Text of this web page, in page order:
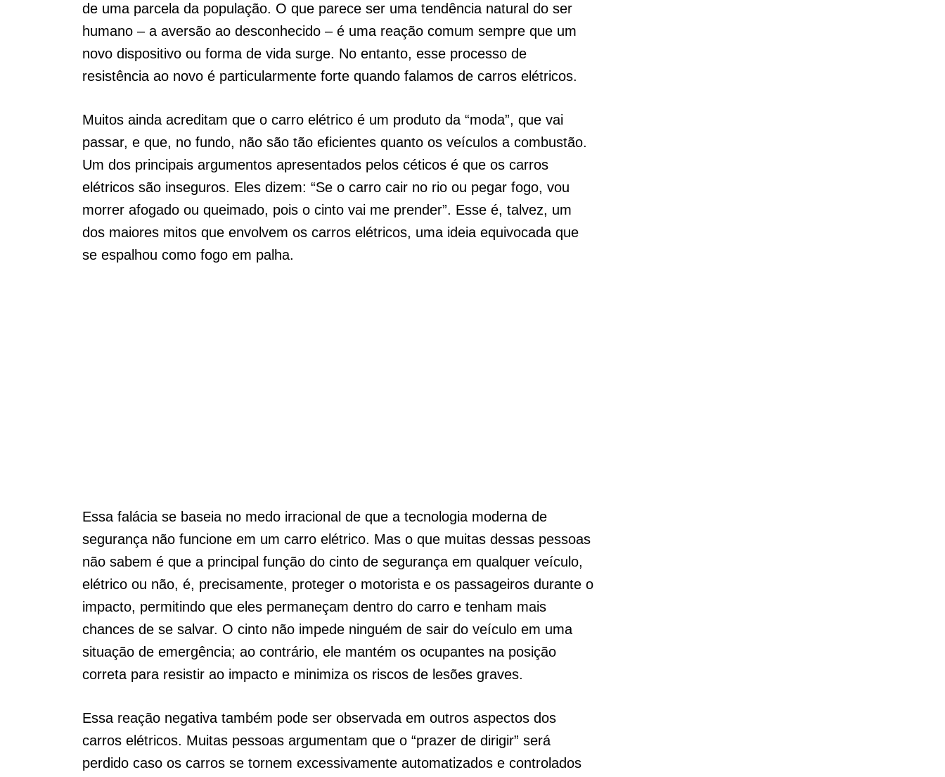
de uma parcela da população. O que parece ser uma tendência natural do ser
humano – a aversão ao desconhecido – é uma reação comum sempre que um
novo dispositivo ou forma de vida surge. No entanto, esse processo de
resistência ao novo é particularmente forte quando falamos de carros elétricos.
Muitos ainda acreditam que o carro elétrico é um produto da “moda”, que vai
passar, e que, no fundo, não são tão eficientes quanto os veículos a combustão.
Um dos principais argumentos apresentados pelos céticos é que os carros
elétricos são inseguros. Eles dizem: “Se o carro cair no rio ou pegar fogo, vou
morrer afogado ou queimado, pois o cinto vai me prender”. Esse é, talvez, um
dos maiores mitos que envolvem os carros elétricos, uma ideia equivocada que
se espalhou como fogo em palha.
Essa falácia se baseia no medo irracional de que a tecnologia moderna de
segurança não funcione em um carro elétrico. Mas o que muitas dessas pessoas
não sabem é que a principal função do cinto de segurança em qualquer veículo,
elétrico ou não, é, precisamente, proteger o motorista e os passageiros durante o
impacto, permitindo que eles permaneçam dentro do carro e tenham mais
chances de se salvar. O cinto não impede ninguém de sair do veículo em uma
situação de emergência; ao contrário, ele mantém os ocupantes na posição
correta para resistir ao impacto e minimiza os riscos de lesões graves.
Essa reação negativa também pode ser observada em outros aspectos dos
carros elétricos. Muitas pessoas argumentam que o “prazer de dirigir” será
perdido caso os carros se tornem excessivamente automatizados e controlados